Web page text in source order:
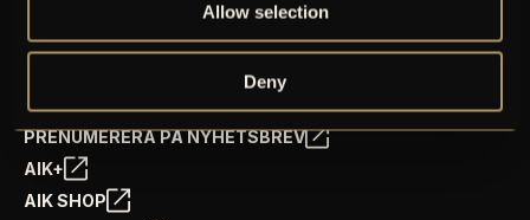
Allow selection
Deny
ÅRSKORT
NYHETER
GÅ PÅ MATCH
PRENUMERERA PÅ NYHETSBREV
AIK+
AIK SHOP